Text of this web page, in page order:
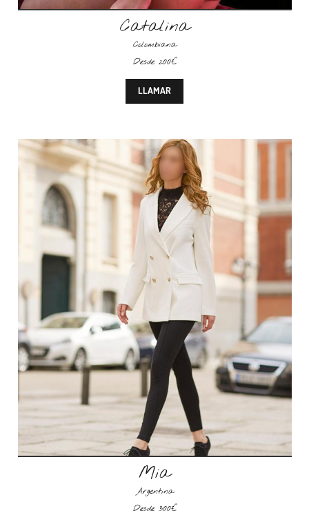
Catalina
Colombiana
Desde 200€
LLAMAR
Mia
Argentina
Desde 300€